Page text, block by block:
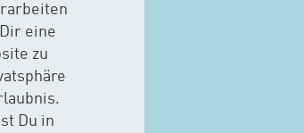
eine
zu
Du in